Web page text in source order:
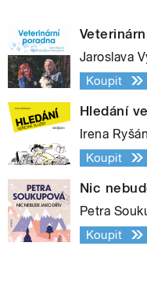
Jaroslava
Koupit
Hledání
Irena
Koupit
Nic
Petra
Koupit